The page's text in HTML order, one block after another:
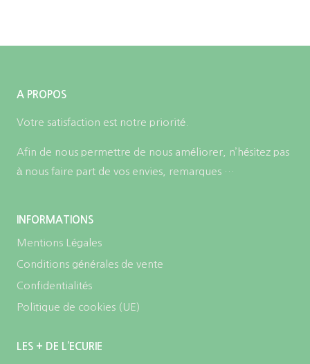
A PROPOS
Votre satisfaction est notre priorité.
Afin de nous permettre de nous améliorer, n’hésitez pas
à nous faire part de vos envies, remarques …
INFORMATIONS
Mentions Légales
Conditions générales de vente
Confidentialités
Politique de cookies (UE)
LES + DE L’ECURIE